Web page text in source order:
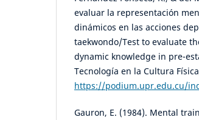
evaluar la representación
dinámicos en las acciones
taekwondo/Test to evaluate
dynamic knowledge in pre-
Tecnología en la Cultura
https://podium.upr.edu.cu/
Gauron, E. (1984). Mental